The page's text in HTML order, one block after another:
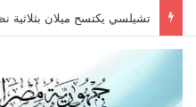
تشيلسي يكتسح ميلان بثلاثية